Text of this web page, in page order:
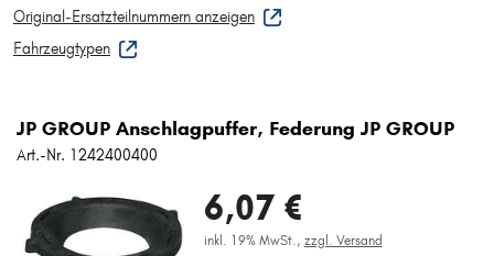
Original-Ersatzteilnummern anzeigen
Fahrzeugtypen
JP GROUP Anschlagpuffer, Federung JP GROUP
Art.-Nr. 1242400400
6,07 €
inkl. 19% MwSt., zzgl. Versand